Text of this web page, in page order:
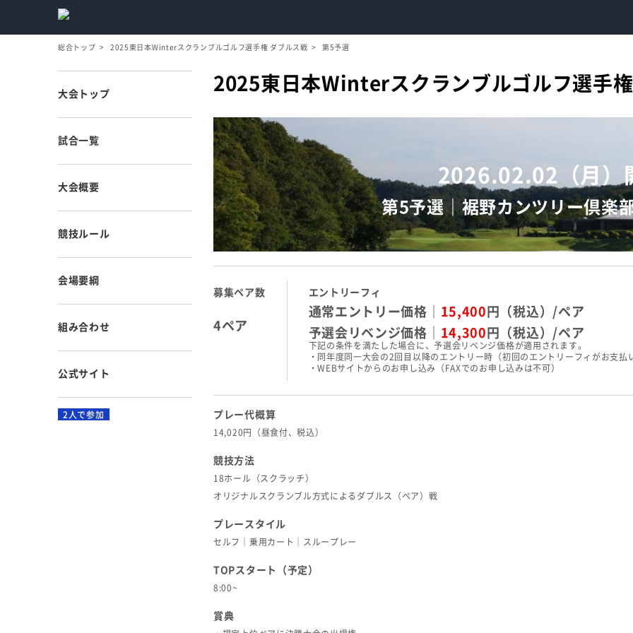
総合トップ 2025東日本Winterスクランブルゴルフ選手権 ダブルス戦 第5予選
2025東日本Winterスクランブルゴルフ選手
2026.02.02（月）
第5予選｜裾野カンツリー倶楽
募集ペア数
4ペア
エントリーフィ
通常エントリー価格｜ 15,400 円（税込）/ペア
予選会リベンジ価格｜
14,300 円（税込）/ペア
下記の条件を満たした場合に、予選会リベンジ価格が適用されます。
・同年度同一大会の2回目以降のエントリー時（初回のエントリーフィがお支払
・WEBサイトからのお申し込み（FAXでのお申し込みは不可）
プレー代概算
14,020円（昼食付、税込）
競技方法
18ホール（スクラッチ）
オリジナルスクランブル方式によるダブルス（ペア）戦
プレースタイル
セルフ｜乗用カート｜スループレー
TOPスタート（予定）
8:00~
賞典
大会トップ
試合一覧
大会概要
競技ルール
会場要綱
組み合わせ
公式サイト
2人で参加